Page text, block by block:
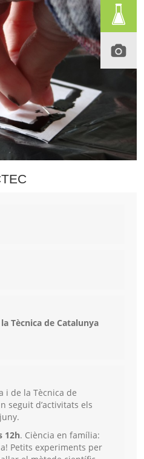
Tècnica de Catalunya
i de la Tècnica de
seguit d’activitats els
12h. Ciència en família:
Petits experiments per